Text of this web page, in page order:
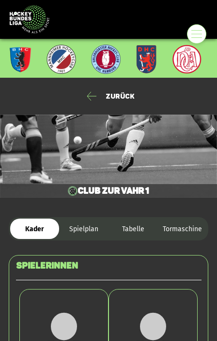
Zurück
Club zur Vahr 1
Kader Spielplan Tabelle Tormaschine
SPIELERINNEN